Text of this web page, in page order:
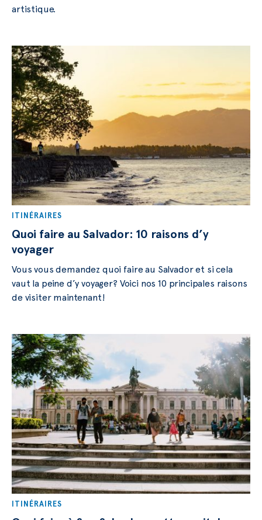
artistique.
ITINÉRAIRES
Quoi faire au Salvador: 10 raisons d’y
voyager
Vous vous demandez quoi faire au Salvador et si cela
vaut la peine d’y voyager? Voici nos 10 principales raisons
de visiter maintenant!
ITINÉRAIRES